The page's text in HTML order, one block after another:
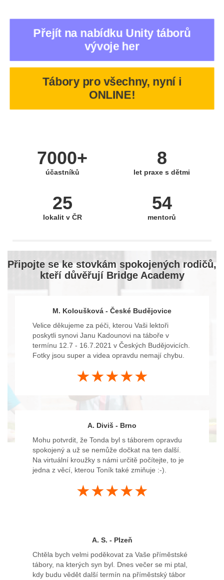
Přejít na nabídku Unity táborů
vývoje her
Tábory pro všechny, nyní i
ONLINE!
7000+
účastníků
8
let praxe s dětmi
25
lokalit v ČR
54
mentorů
Připojte se ke stovkám spokojených rodičů,
kteří důvěřují Bridge Academy
M. Koloušková - České Budějovice
Velice děkujeme za péči, kterou Vaši lektoři
poskytli synovi Janu Kadounovi na táboře v
termínu 12.7 - 16.7.2021 v Českých Budějovicích.
Fotky jsou super a videa opravdu nemají chybu.
★★★★★
A. Diviš - Brno
Mohu potvrdit, že Tonda byl s táborem opravdu
spokojený a už se nemůže dočkat na ten další.
Na virtuální kroužky s námi určitě počítejte, to je
jedna z věcí, kterou Toník také zmiňuje :-).
★★★★★
A. S. - Plzeň
Chtěla bych velmi poděkovat za Vaše příměstské
tábory, na kterých syn byl. Dnes večer se mi ptal,
kdy budu vědět další termín na příměstský tábor